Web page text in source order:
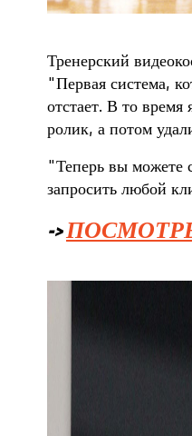
Тренерский
"Первая система,
отстает. В то
ролик, а потом
"Теперь вы можете
запросить любой
->